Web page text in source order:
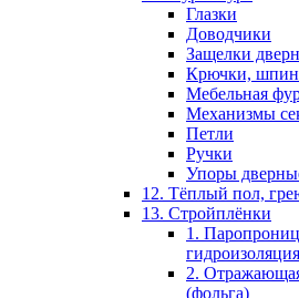
Глазки
Доводчики
Защелки
Крючки,
Мебельная
Механизмы
Петли
Ручки
Упоры
12. Тёплый пол,
13. Стройплёнки
1.
гидроизоляция
2.
(фольга)